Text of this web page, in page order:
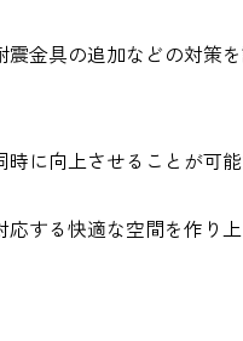
金具の追加などの対策
に向上させることが可
する快適な空間を作り上